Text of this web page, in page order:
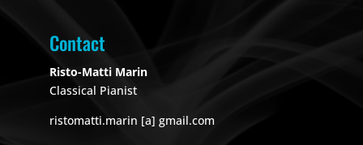
Contact
Risto-Matti Marin
Classical Pianist
ristomatti.marin [a] gmail.com